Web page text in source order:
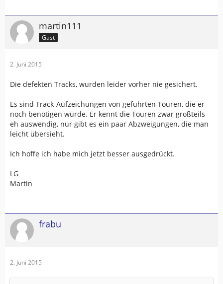
martin111
Gast
2. Juni 2015
Die defekten Tracks, wurden leider vorher nie gesichert.
Es sind Track-Aufzeichungen von geführten Touren, die er
noch benötigen würde. Er kennt die Touren zwar großteils
eh auswendig, nur gibt es ein paar Abzweigungen, die man
leicht übersieht.
Ich hoffe ich habe mich jetzt besser ausgedrückt.
LG
Martin
frabu
2. Juni 2015